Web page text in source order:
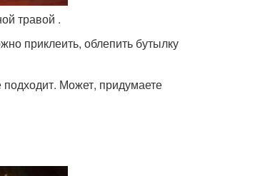
травой .
приклеить, облепить бутылку
Может, придумаете